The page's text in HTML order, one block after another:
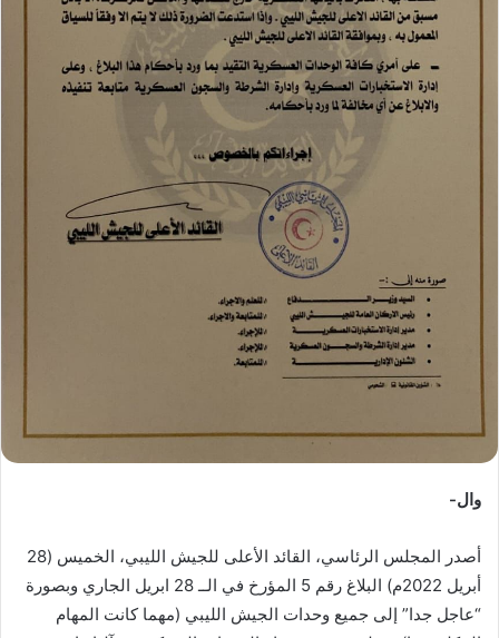
ت
ر
و
ن
وال-
أصدر المجلس الرئاسي، القائد الأعلى للجيش الليبي، الخميس (28
أبريل 2022م) البلاغ رقم 5 المؤرخ في الــ 28 ابريل الجاري وبصورة
“عاجل جدا” إلى جميع وحدات الجيش الليبي (مهما كانت المهام